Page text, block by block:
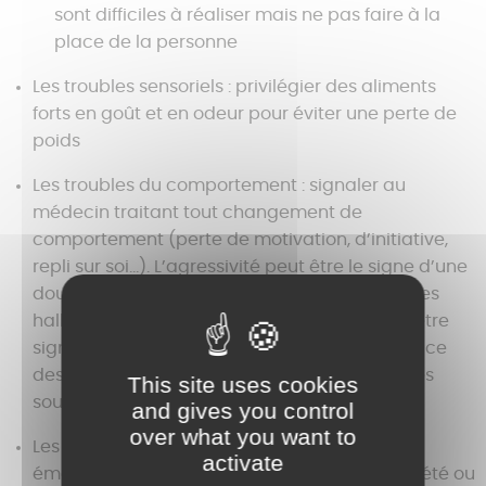
sont difficiles à réaliser mais ne pas faire à la
place de la personne
Les troubles sensoriels : privilégier des aliments
forts en goût et en odeur pour éviter une perte de
poids
Les troubles du comportement : signaler au
médecin traitant tout changement de
comportement (perte de motivation, d’initiative,
repli sur soi…). L’agressivité peut être le signe d’une
douleur, d’un inconfort ou d’une dépression. Les
hallucinations et les déambulations doivent être
signalées très rapidement pour mettre en place
des réponses adaptées. Proposer des activités
sources de plaisir.
Les troubles psychologiques, affectifs et
émotionnels : les signes de dépression, d’anxiété ou
This site uses cookies
and gives you control
over what you want to
activate